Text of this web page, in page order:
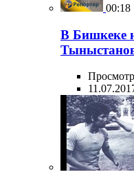
00:18
В Бишкеке